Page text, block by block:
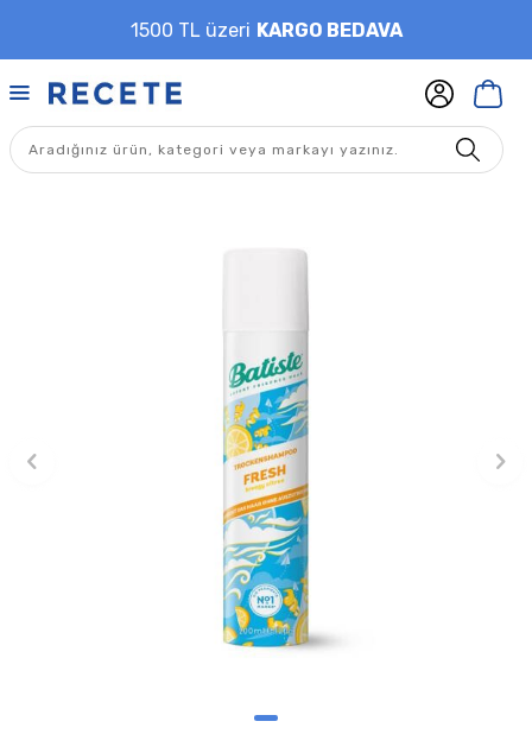
1500 TL üzeri KARGO BEDAVA